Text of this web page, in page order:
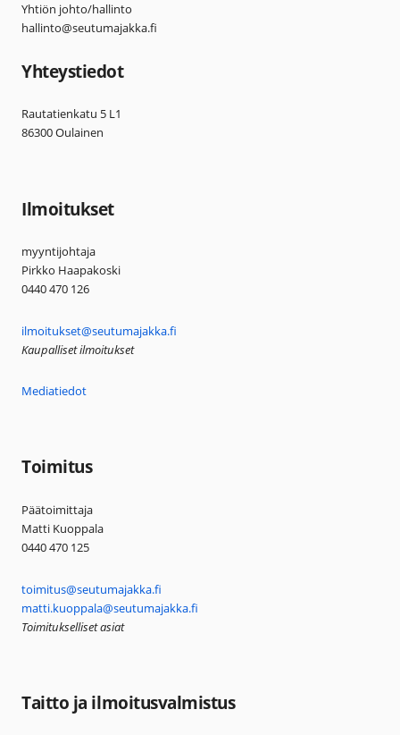
Yhtiön johto/hallinto
hallinto@seutumajakka.fi
Yhteystiedot
Rautatienkatu 5 L1
86300 Oulainen
Ilmoitukset
myyntijohtaja
Pirkko Haapakoski
0440 470 126
ilmoitukset@seutumajakka.fi
Kaupalliset ilmoitukset
Mediatiedot
Toimitus
Päätoimittaja
Matti Kuoppala
0440 470 125
toimitus@seutumajakka.fi
matti.kuoppala@seutumajakka.fi
Toimitukselliset asiat
Taitto ja ilmoitusvalmistus